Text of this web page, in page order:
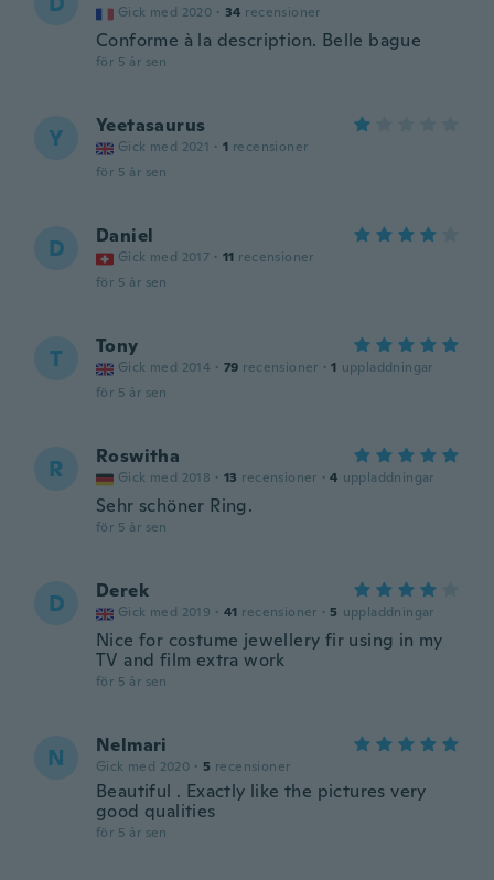
Gick med 2020 · 34 recensioner
Conforme à la description. Belle bague
för 5 år sen
Y Yeetasaurus
Gick med 2021 · 1 recensioner
för 5 år sen
D Daniel
Gick med 2017 · 11 recensioner
för 5 år sen
T Tony
Gick med 2014 · 79 recensioner · 1 uppladdningar
för 5 år sen
R Roswitha
Gick med 2018 · 13 recensioner · 4 uppladdningar
Sehr schöner Ring.
för 5 år sen
D Derek
Gick med 2019 · 41 recensioner · 5 uppladdningar
Nice for costume jewellery fir using in my
TV and film extra work
för 5 år sen
N Nelmari
Gick med 2020 · 5 recensioner
Beautiful . Exactly like the pictures very
good qualities
för 5 år sen